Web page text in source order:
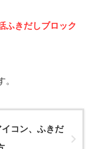
EX版限定
ふきだしブロック
コン、ふきだ